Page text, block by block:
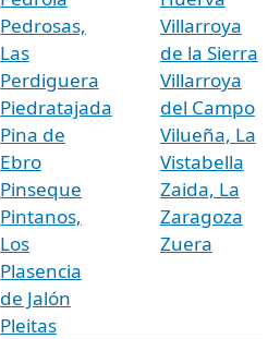
Pedrosas,
Las
Perdiguera
Piedratajada
Pina de
Ebro
Pinseque
Pintanos,
Los
Plasencia
de Jalón
Pleitas
Villarroya
de la Sierra
Villarroya
del Campo
Vilueña, La
Vistabella
Zaida, La
Zaragoza
Zuera